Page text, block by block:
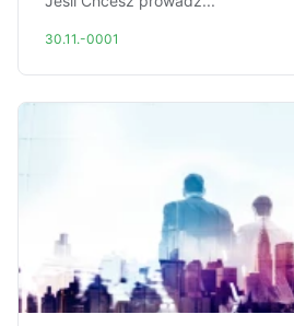
30.11.-0001